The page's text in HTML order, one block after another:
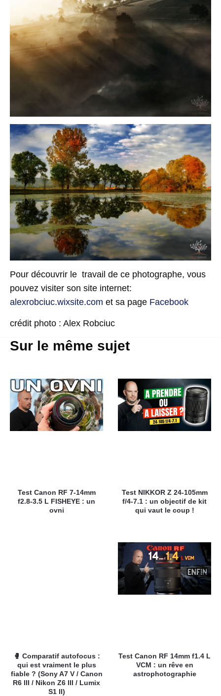
Pour découvrir le travail de ce photographe, vous
pouvez visiter son site internet:
alexrobciuc.wixsite.com et sa page Facebook
crédit photo : Alex Robciuc
Sur le même sujet
Test Canon RF 7-14mm
f2.8-3.5 L FISHEYE : un
ovni
Test NIKKOR Z 24-105mm
f/4-7.1 : un objectif de kit
qui vaut le coup !
🥊 Comparatif autofocus :
qui est vraiment le plus
fiable ? (Sony A7 V / Canon
R6 III / Nikon Z6 III / Lumix
S1 II)
Test Canon RF 14mm f1.4 L
VCM : un rêve en
astrophotographie